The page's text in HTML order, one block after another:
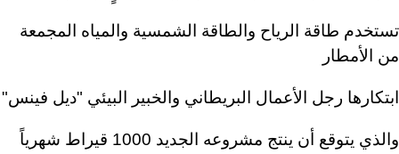
تستخدم طاقة الرياح والطاقة الشمسية والمياه المجمعة
من الأمطار
ابتكارها رجل الأعمال البريطاني والخبير البيئي "ديل فينس"
والذي يتوقع أن ينتج مشروعه الجديد 1000 قيراط شهرياً